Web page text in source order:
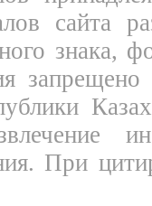
сайта
знака,
При